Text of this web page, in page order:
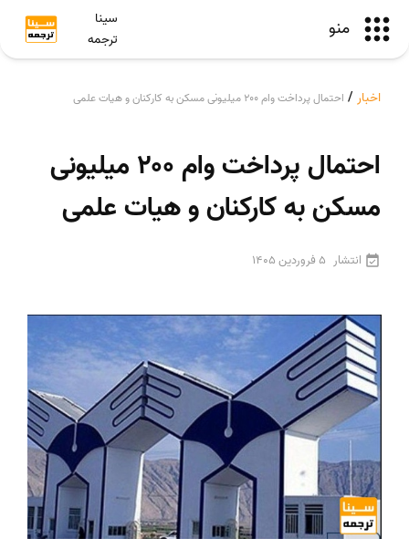
منو
سینا
ترجمه
اخبار / احتمال پرداخت وام ۲۰۰ میلیونی مسکن به کارکنان و هیات علمی
احتمال پرداخت وام ۲۰۰ میلیونی
مسکن به کارکنان و هیات علمی
انتشار 5 فروردین 1405